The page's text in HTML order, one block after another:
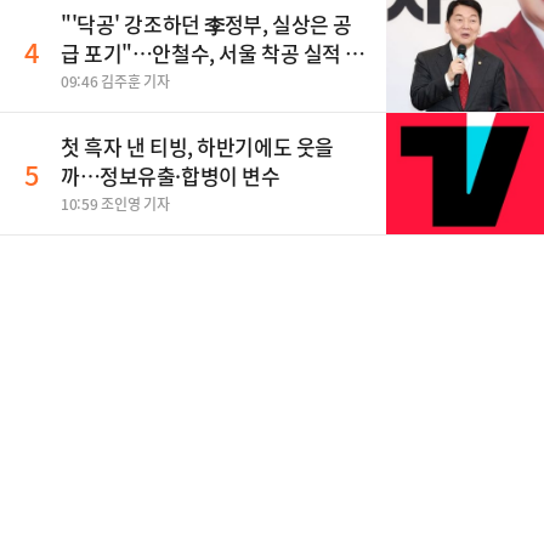
4
"'닥공' 강조하던 李정부, 실상은 공
급 포기"…안철수, 서울 착공 실적 미
달 비판
09:46 김주훈 기자
5
첫 흑자 낸 티빙, 하반기에도 웃을
까…정보유출·합병이 변수
10:59 조인영 기자